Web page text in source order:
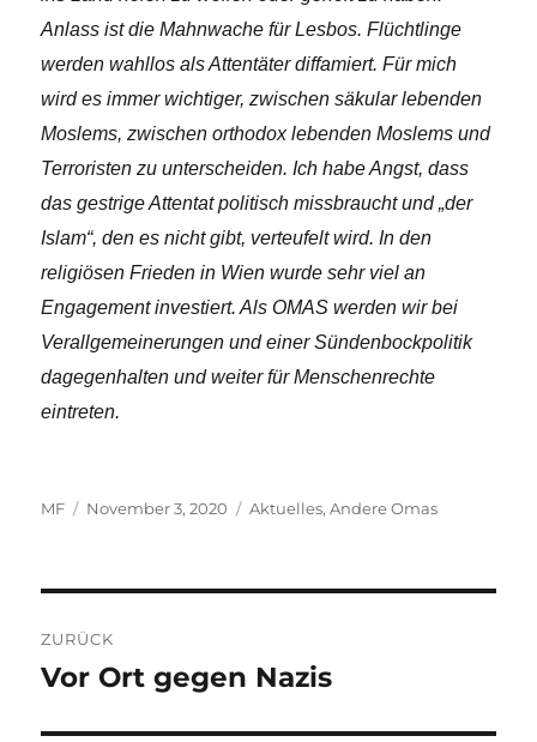
Anlass ist die Mahnwache für Lesbos. Flüchtlinge
werden wahllos als Attentäter diffamiert. Für mich
wird es immer wichtiger, zwischen säkular lebenden
Moslems, zwischen orthodox lebenden Moslems und
Terroristen zu unterscheiden. Ich habe Angst, dass
das gestrige Attentat politisch missbraucht und „der
Islam“, den es nicht gibt, verteufelt wird. In den
religiösen Frieden in Wien wurde sehr viel an
Engagement investiert. Als OMAS werden wir bei
Verallgemeinerungen und einer Sündenbockpolitik
dagegenhalten und weiter für Menschenrechte
eintreten.
Autor
MF
Veröffentlicht
November 3, 2020 Kategorien
Aktuelles,Andere Omas
ZURÜCK
Vorheriger
Vor Ort gegen Nazis